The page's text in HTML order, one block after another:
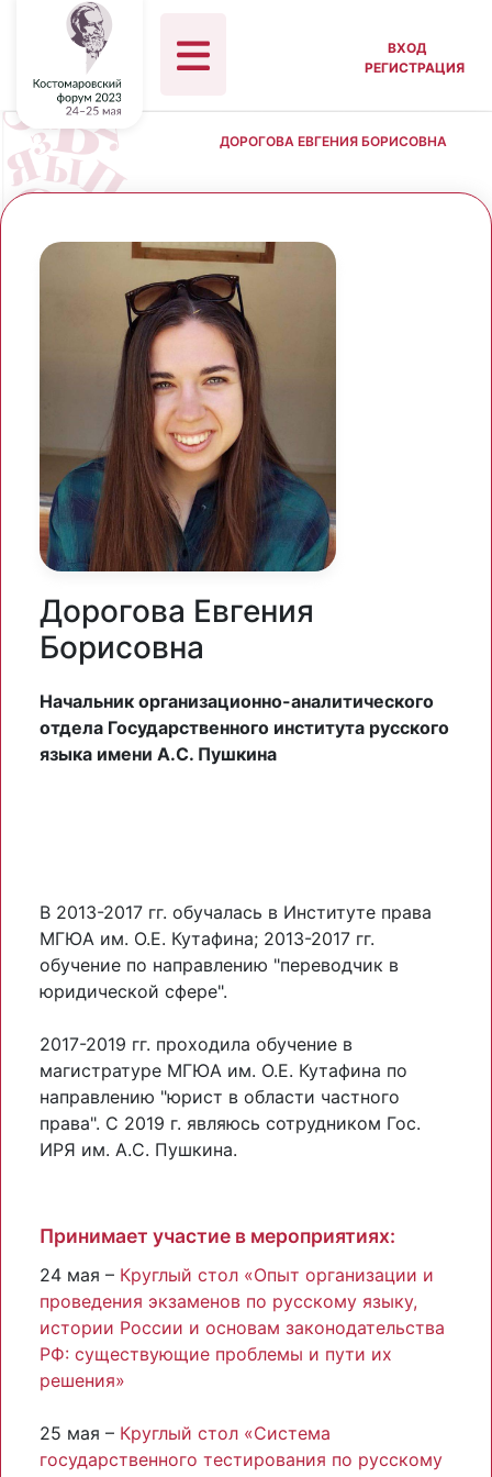
ВХОД
РЕГИСТРАЦИЯ
ДОРОГОВА ЕВГЕНИЯ БОРИСОВНА
Дорогова Евгения
Борисовна
Начальник организационно-аналитического
отдела Государственного института русского
языка имени А.С. Пушкина
В 2013-2017 гг. обучалась в Институте права
МГЮА им. О.Е. Кутафина; 2013-2017 гг.
обучение по направлению "переводчик в
юридической сфере".
2017-2019 гг. проходила обучение в
магистратуре МГЮА им. О.Е. Кутафина по
направлению "юрист в области частного
права". С 2019 г. являюсь сотрудником Гос.
ИРЯ им. А.С. Пушкина.
Принимает участие в мероприятиях:
24 мая – Круглый стол «Опыт организации и
проведения экзаменов по русскому языку,
истории России и основам законодательства
РФ: существующие проблемы и пути их
решения»
25 мая – Круглый стол «Система
государственного тестирования по русскому